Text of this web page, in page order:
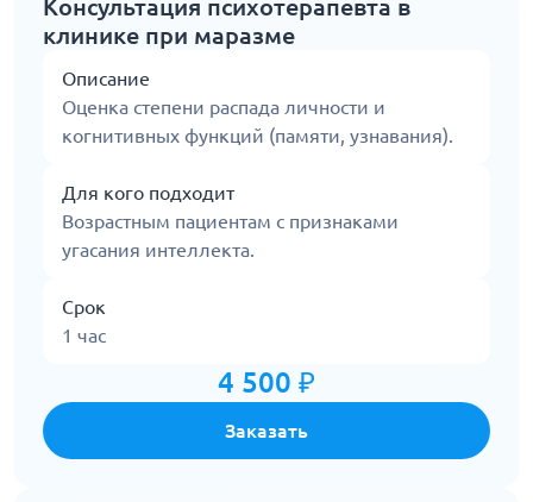
Консультация психотерапевта в
клинике при маразме
Описание
Оценка степени распада личности и
когнитивных функций (памяти, узнавания).
Для кого подходит
Возрастным пациентам с признаками
угасания интеллекта.
Срок
1 час
4 500 ₽
Заказать